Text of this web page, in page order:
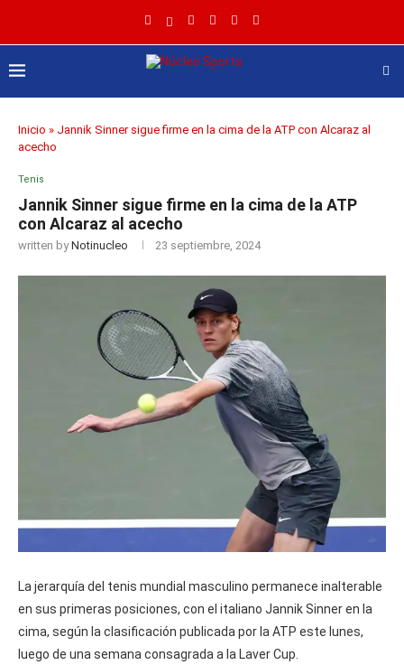
Inicio » Jannik Sinner sigue firme en la cima de la ATP con Alcaraz al
acecho
Tenis
Jannik Sinner sigue firme en la cima de la ATP
con Alcaraz al acecho
written byNotinucleo 23 septiembre, 2024
La jerarquía del tenis mundial masculino permanece inalterable
en sus primeras posiciones, con el italiano Jannik Sinner en la
cima, según la clasificación publicada por la ATP este lunes,
luego de una semana consagrada a la Laver Cup.